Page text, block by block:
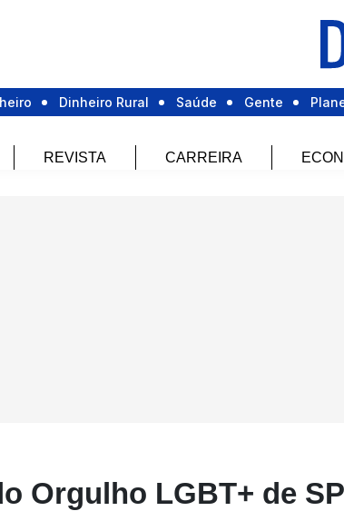
Dinheiro Rural Saúde Gente
REVISTA CARREIRA
Orgulho LGBT+ de